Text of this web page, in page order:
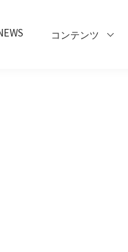
コンテンツ